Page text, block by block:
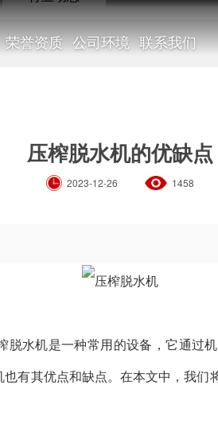
荣誉资质 公司环境 联系我们
动态
压榨脱水机的优缺点
2023-12-26 1458
脱水机是一种常用的设备，它通过
有其优点和缺点。在本文中，我